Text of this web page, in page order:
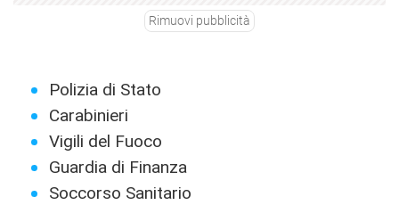
Rimuovi pubblicità
Polizia di Stato
Carabinieri
Vigili del Fuoco
Guardia di Finanza
Soccorso Sanitario